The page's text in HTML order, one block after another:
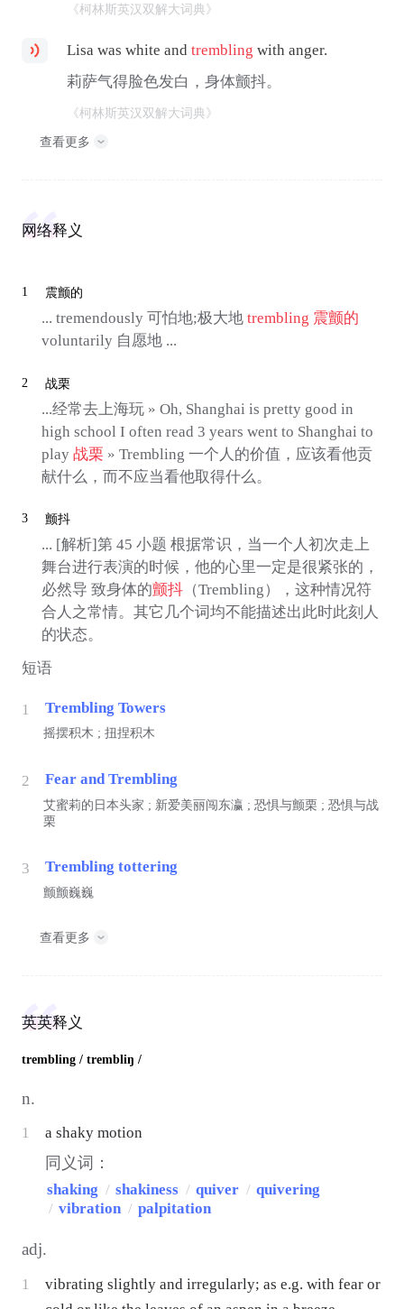
《柯林斯英汉双解大词典》
Lisa was white andtrembling with anger.
莉萨气得脸色发白，身体颤抖。
《柯林斯英汉双解大词典》
查看更多
网络释义
1 震颤的
... tremendously 可怕地;极大地 trembling 震颤的
voluntarily 自愿地 ...
2 战栗
...经常去上海玩 » Oh, Shanghai is pretty good in
high school I often read 3 years went to Shanghai to
play 战栗 » Trembling 一个人的价值，应该看他贡
献什么，而不应当看他取得什么。
3 颤抖
... [解析]第 45 小题 根据常识，当一个人初次走上
舞台进行表演的时候，他的心里一定是很紧张的，
必然导 致身体的颤抖（Trembling），这种情况符
合人之常情。其它几个词均不能描述出此时此刻人
的状态。
短语
1 Trembling Towers
摇摆积木 ; 扭捏积木
2 Fear and Trembling
艾蜜莉的日本头家 ; 新爱美丽闯东瀛 ; 恐惧与颤栗 ; 恐惧与战
栗
3 Trembling tottering
颤颤巍巍
查看更多
英英释义
trembling / trembliŋ /
n.
1 a shaky motion
同义词：
shaking / shakiness / quiver / quivering
/ vibration / palpitation
adj.
1
vibrating slightly and irregularly; as e.g. with fear or